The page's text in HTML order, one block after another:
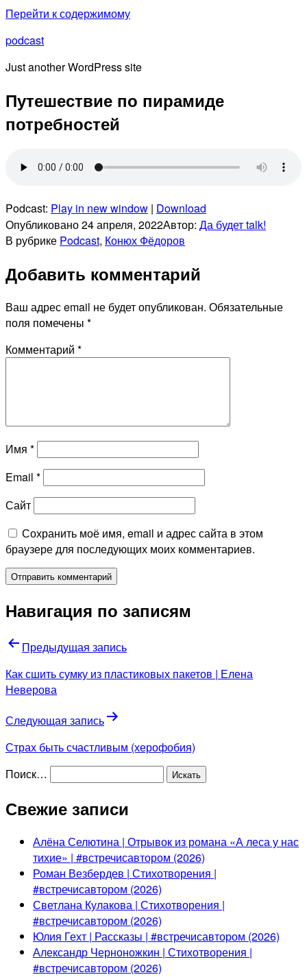
Перейти к содержимому
podcast
Just another WordPress site
Путешествие по пирамиде
потребностей
Podcast: Play in new window | Download
Опубликовано24 апреля, 2022Автор: Да будет talk!
В рубрике Podcast, Конюх Фёдоров
Добавить комментарий
Ваш адрес email не будет опубликован. Обязательные
поля помечены *
Комментарий *
Имя *
Email *
Сайт
Сохранить моё имя, email и адрес сайта в этом
браузере для последующих моих комментариев.
Навигация по записям
Предыдущая запись
Как сшить сумку из пластиковых пакетов | Елена
Неверова
Следующая запись
Страх быть счастливым (херофобия)
Поиск…
Свежие записи
Алёна Селютина | Отрывок из романа «А леса у нас
тихие» | #встречисавтором (2026)
Роман Везбердев | Стихотворения |
#встречисавтором (2026)
Светлана Кулакова | Стихотворения |
#встречисавтором (2026)
Юлия Гехт | Рассказы | #встречисавтором (2026)
Александр Черноножкин | Стихотворения |
#встречисавтором (2026)